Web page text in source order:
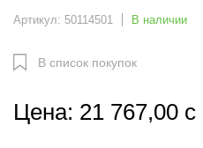
Артикул: 50114501 В наличии
В список покупок
Цена: 21 767,00